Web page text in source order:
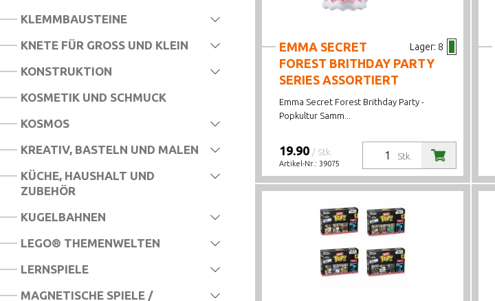
KLEMMBAUSTEINE
KNETE FÜR GROSS UND KLEIN
KONSTRUKTION
KOSMETIK UND SCHMUCK
KOSMOS
KREATIV, BASTELN UND MALEN
KÜCHE, HAUSHALT UND
ZUBEHÖR
KUGELBAHNEN
LEGO® THEMENWELTEN
LERNSPIELE
MAGNETISCHE SPIELE /
Lager: 8
EMMA SECRET
FOREST BRITHDAY PARTY
SERIES ASSORTIERT
Emma Secret Forest Brithday Party -
Popkultur Samm...
Stk.
19.90 / Stk.
Artikel-Nr.: 39075